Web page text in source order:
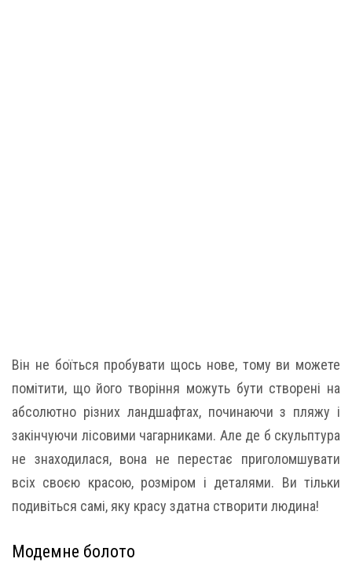
Він не боїться пробувати щось нове, тому ви можете
помітити, що його творіння можуть бути створені на
абсолютно різних ландшафтах, починаючи з пляжу і
закінчуючи лісовими чагарниками. Але де б скульптура
не знаходилася, вона не перестає приголомшувати
всіх своєю красою, розміром і деталями. Ви тільки
подивіться самі, яку красу здатна створити людина!
Модемне болото